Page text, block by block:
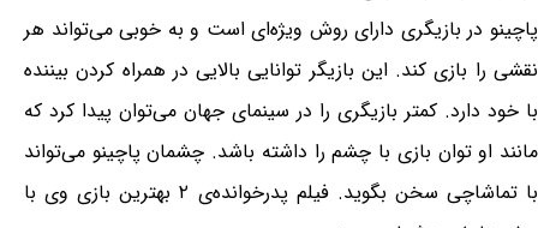
پاچینو در بازیگری دارای روش ویژه‌ای است و به خوبی می‌تواند هر
نقشی را بازی کند. این بازیگر توانایی بالایی در همراه کردن بیننده
با خود دارد. کمتر بازیگری را در سینمای جهان می‌توان پیدا کرد که
مانند او توان بازی با چشم را داشته باشد. چشمان پاچینو می‌تواند
با تماشاچی سخن بگوید. فیلم پدرخوانده‌ی ۲ بهترین بازی وی با